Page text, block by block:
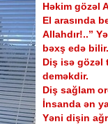
Həkim gözəl
El arasında
Allahdır!..”
bəxş edə bilir.
Diş isə gözəl
deməkdir.
Diş sağlam
İnsanda ən
Yəni dişin